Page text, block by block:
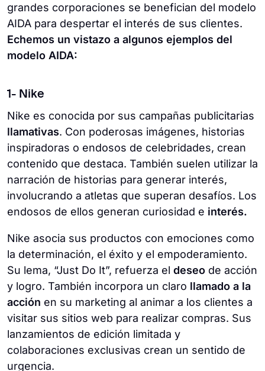
grandes corporaciones se benefician del modelo
AIDA para despertar el interés de sus clientes.
Echemos un vistazo a algunos ejemplos del
modelo AIDA:
1- Nike
Nike es conocida por sus campañas publicitarias
llamativas. Con poderosas imágenes, historias
inspiradoras o endosos de celebridades, crean
contenido que destaca. También suelen utilizar la
narración de historias para generar interés,
involucrando a atletas que superan desafíos. Los
endosos de ellos generan curiosidad e interés.
Nike asocia sus productos con emociones como
la determinación, el éxito y el empoderamiento.
Su lema, “Just Do It”, refuerza el deseo de acción
y logro. También incorpora un claro llamado a la
acción en su marketing al animar a los clientes a
visitar sus sitios web para realizar compras. Sus
lanzamientos de edición limitada y
colaboraciones exclusivas crean un sentido de
urgencia.